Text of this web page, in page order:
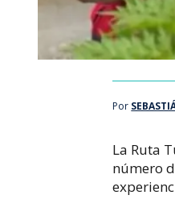
Por
La Ruta
número